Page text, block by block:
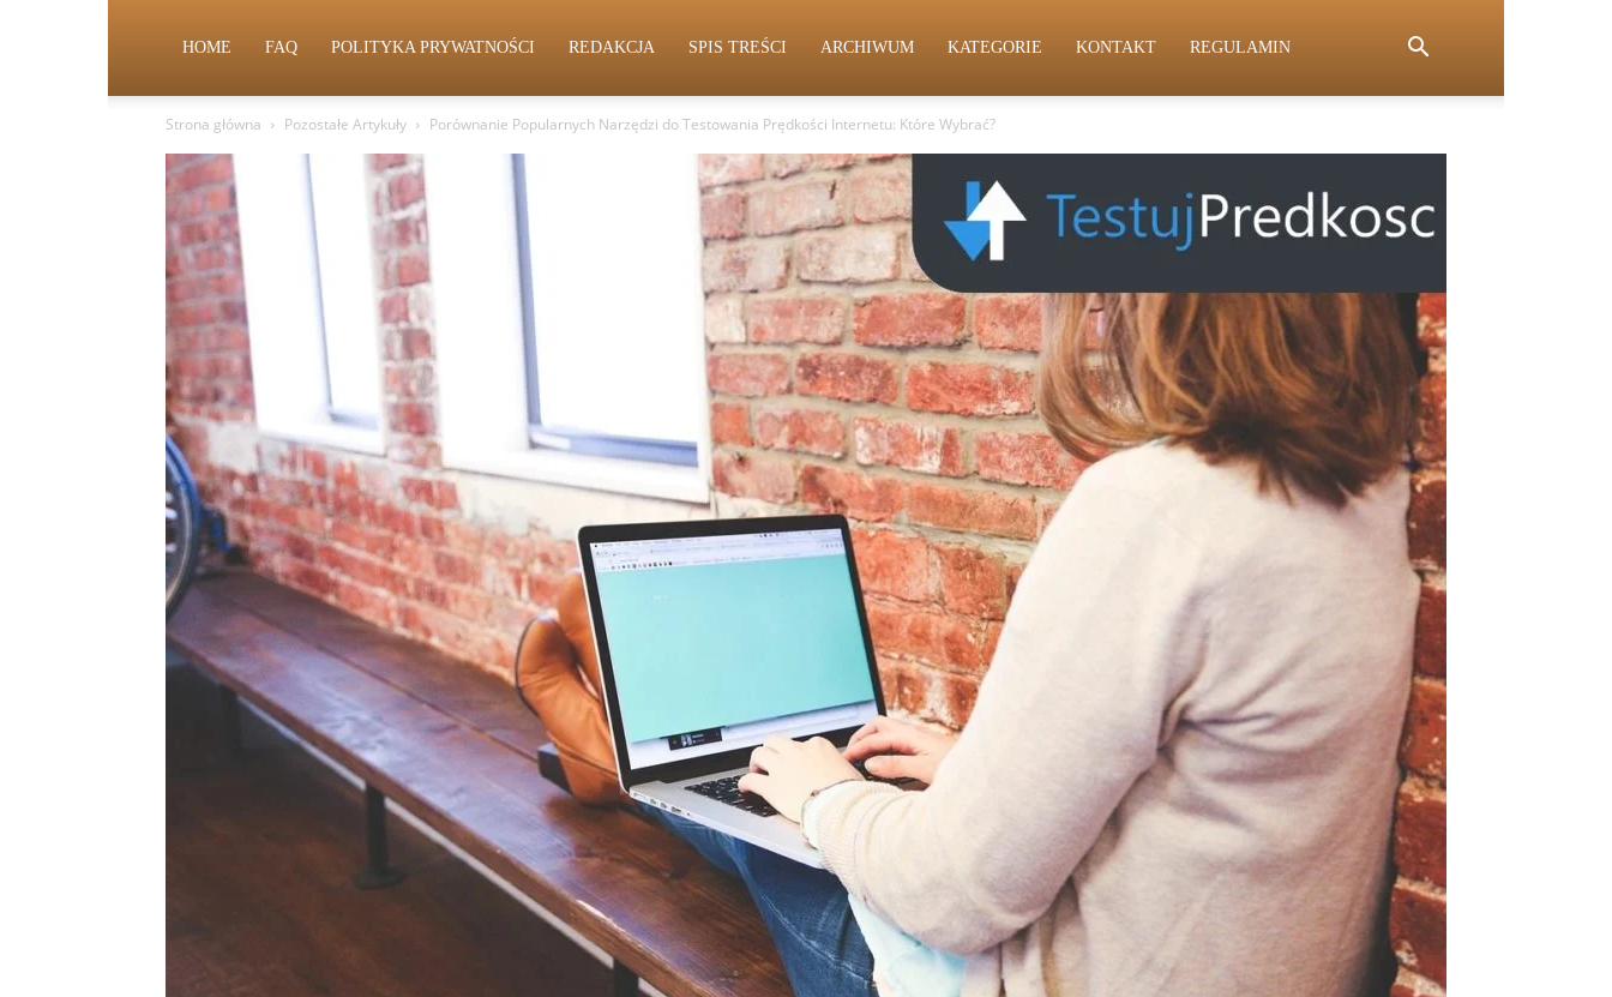
HOME FAQ POLITYKA PRYWATNOŚCI REDAKCJA SPIS TREŚCI ARCHIWUM KATEGORIE KONTAKT REGULAMIN
Strona główna Pozostałe Artykuły Porównanie Popularnych Narzędzi do Testowania Prędkości Internetu: Które Wybrać?